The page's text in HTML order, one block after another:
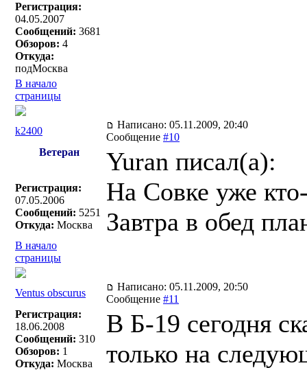
Регистрация:
04.05.2007
Сообщений: 3681
Обзоров: 4
Откуда:
подМосква
В начало
страницы
k2400
Написано: 05.11.2009, 20:40
Сообщение #10
Ветеран
Регистрация:
07.05.2006
Сообщений: 5251
Откуда: Москва
Yuran писал(a):
На Совке уже
Завтра в обед
В начало
страницы
Ventus obscurus
Написано: 05.11.2009, 20:50
Сообщение #11
Регистрация:
18.06.2008
Сообщений: 310
Обзоров: 1
Откуда: Москва
В Б-19 сегодня
только на